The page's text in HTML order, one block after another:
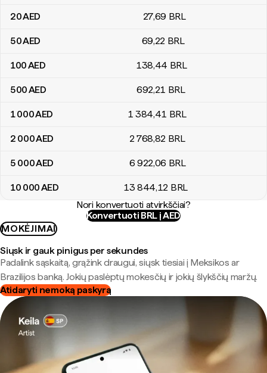
20AED 27,69 BRL
50AED 69,22 BRL
100AED 138,44 BRL
500AED 692,21 BRL
1 000AED 1 384,41 BRL
2 000AED 2 768,82 BRL
5 000AED 6 922,06 BRL
10 000AED 13 844,12 BRL
Nori konvertuoti atvirkščiai?
Konvertuoti BRL į AED
MOKĖJIMAI
Siųsk ir gauk pinigus per sekundes
Padalink sąskaitą, grąžink draugui, siųsk tiesiai į Meksikos ar
Brazilijos banką. Jokių paslėptų mokesčių ir jokių šlykščių maržų.
Atidaryti nemoką paskyrą